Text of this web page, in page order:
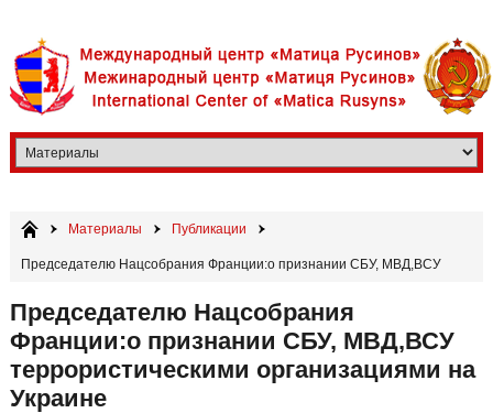
Материалы Публикации
Председателю Нацсобрания Франции:о признании СБУ, МВД,ВСУ
террористическими организациями на Украине
Председателю Нацсобрания
Франции:о признании СБУ, МВД,ВСУ
террористическими организациями на
Украине